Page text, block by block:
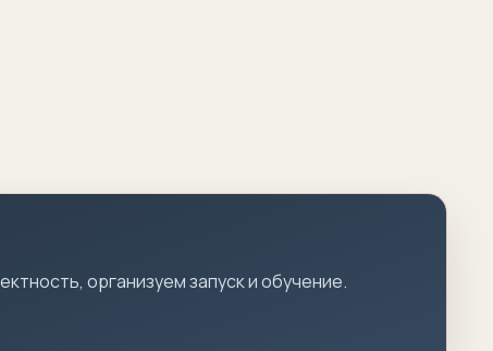
организуем запуск и обучение.